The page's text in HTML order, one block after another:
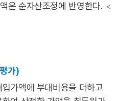
은 순자산조정에 반영한다. <
가)
가액에 부대비용을 더하고